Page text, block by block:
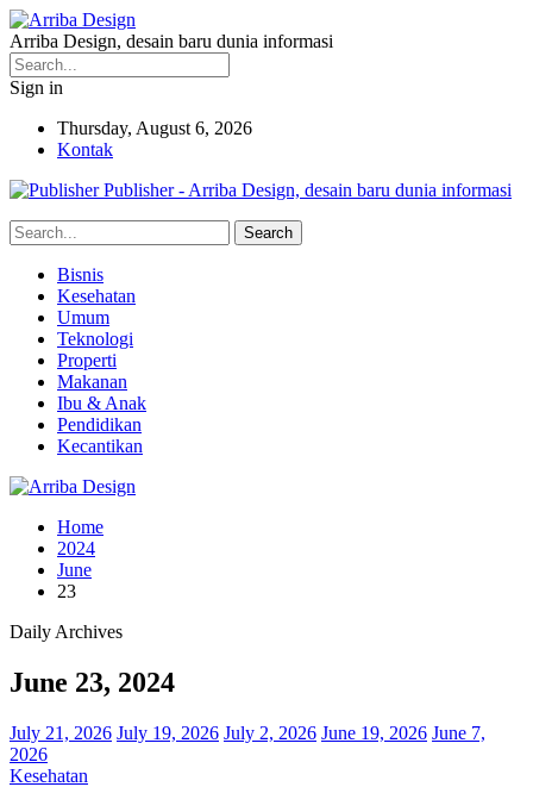
Arriba Design, desain baru dunia informasi
Sign in
Thursday, August 6, 2026
Kontak
Publisher - Arriba Design, desain baru dunia informasi
Bisnis
Kesehatan
Umum
Teknologi
Properti
Makanan
Ibu & Anak
Pendidikan
Kecantikan
Home
2024
June
23
Daily Archives
June 23, 2024
July 21, 2026 July 19, 2026 July 2, 2026 June 19, 2026 June 7,
2026
Kesehatan